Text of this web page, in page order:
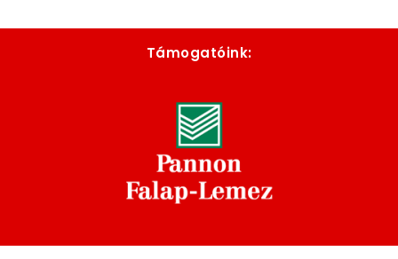
Támogatóink: